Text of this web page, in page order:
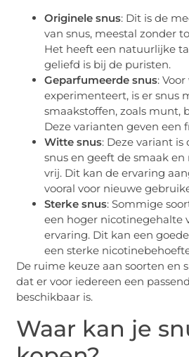
Originele snus: Dit is de
van snus, meestal zonder
Het heeft een natuurlijke
geliefd is bij de puristen.
Geparfumeerde snus:
experimenteert, is er snus
smaakstoffen, zoals munt,
Deze varianten geven een
Witte snus: Deze variant
snus en geeft de smaak
vrij. Dit kan de ervaring
vooral voor nieuwe
Sterke snus: Sommige
een hoger nicotinegehalte
ervaring. Dit kan een
een sterke
De ruime keuze aan soorten en
dat er voor iedereen een
beschikbaar is.
Waar kan je